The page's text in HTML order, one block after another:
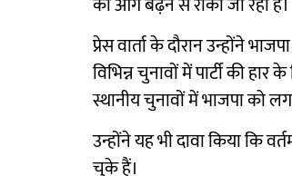
प्रेस वार्ता के दौरान उन्होंने
विभिन्न चुनावों में पार्टी की
स्थानीय चुनावों में भाजपा को
उन्होंने यह भी दावा किया कि
चुके हैं।